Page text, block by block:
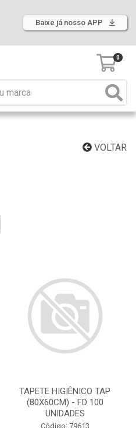
Baixe já nosso APP
0
VOLTAR
TAPETE HIGIÊNICO TAP
(80X60CM) - FD 100
UNIDADES
Código: 79613